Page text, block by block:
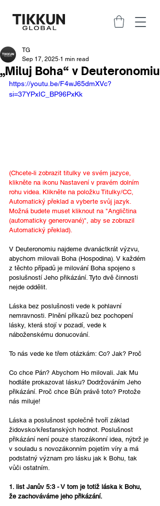
„Miluj Boha“ v Deuteronomiu
TG
Sep 17, 2025 1 min read
https://youtu.be/F4wJ65dmXVc?
si=37YPxIC_BP96PxKk
(Chcete-li zobrazit titulky ve svém jazyce,
klikněte na ikonu Nastavení v pravém dolním
rohu videa. Klikněte na položku Titulky/CC,
Automatický překlad a vyberte svůj jazyk.
Možná budete muset kliknout na "Angličtina
(automaticky generované)", aby se zobrazil
Automatický překlad).
V Deuteronomiu najdeme dvanáctkrát výzvu,
abychom milovali Boha (Hospodina). V každém
z těchto případů je milování Boha spojeno s
poslušností Jeho přikázání. Tyto dvě činnosti
nejde oddělit.
Láska bez poslušnosti vede k pohlavní
nemravnosti. Plnění příkazů bez pochopení
lásky, která stojí v pozadí, vede k
náboženskému donucování.
To nás vede ke třem otázkám: Co? Jak? Proč
Co chce Pán? Abychom Ho milovali. Jak Mu
hodláte prokazovat lásku? Dodržováním Jeho
přikázání. Proč chce Bůh právě toto? Protože
nás miluje!
Láska a poslušnost společně tvoří základ
židovsko/křesťanských hodnot. Poslušnost
přikázání není pouze starozákonní idea, nýbrž je
v souladu s novozákonním pojetím víry a má
podstatný význam pro lásku jak k Bohu, tak
vůči ostatním.
1. list Janův 5:3 - V tom je totiž láska k Bohu,
že zachováváme jeho přikázání.